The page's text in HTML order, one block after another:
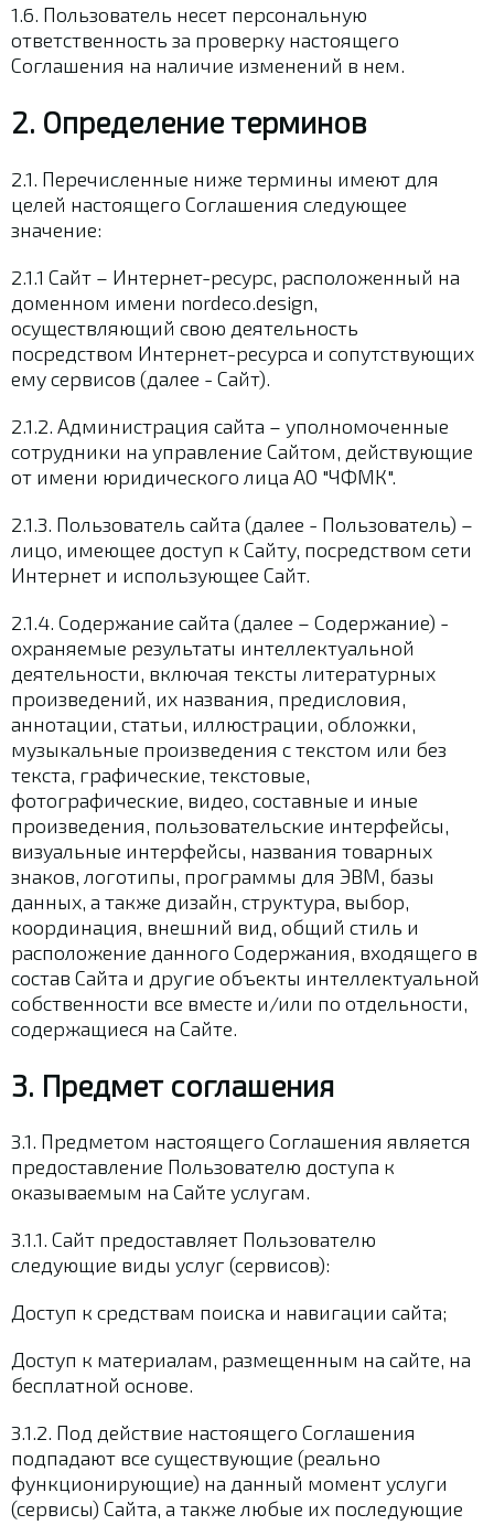
1.6. Пользователь несет персональную
ответственность за проверку настоящего
Соглашения на наличие изменений в нем.
2. Определение терминов
2.1. Перечисленные ниже термины имеют для
целей настоящего Соглашения следующее
значение:
2.1.1 Сайт – Интернет-ресурс, расположенный на
доменном имени nordeco.design,
осуществляющий свою деятельность
посредством Интернет-ресурса и сопутствующих
ему сервисов (далее - Сайт).
2.1.2. Администрация сайта – уполномоченные
сотрудники на управление Сайтом, действующие
от имени юридического лица АО "ЧФМК".
2.1.3. Пользователь сайта (далее - Пользователь) –
лицо, имеющее доступ к Сайту, посредством сети
Интернет и использующее Сайт.
2.1.4. Содержание сайта (далее – Содержание) -
охраняемые результаты интеллектуальной
деятельности, включая тексты литературных
произведений, их названия, предисловия,
аннотации, статьи, иллюстрации, обложки,
музыкальные произведения с текстом или без
текста, графические, текстовые,
фотографические, видео, составные и иные
произведения, пользовательские интерфейсы,
визуальные интерфейсы, названия товарных
знаков, логотипы, программы для ЭВМ, базы
данных, а также дизайн, структура, выбор,
координация, внешний вид, общий стиль и
расположение данного Содержания, входящего в
состав Сайта и другие объекты интеллектуальной
собственности все вместе и/или по отдельности,
содержащиеся на Сайте.
3. Предмет соглашения
3.1. Предметом настоящего Соглашения является
предоставление Пользователю доступа к
оказываемым на Сайте услугам.
3.1.1. Сайт предоставляет Пользователю
следующие виды услуг (сервисов):
Доступ к средствам поиска и навигации сайта;
Доступ к материалам, размещенным на сайте, на
бесплатной основе.
3.1.2. Под действие настоящего Соглашения
подпадают все существующие (реально
функционирующие) на данный момент услуги
(сервисы) Сайта, а также любые их последующие